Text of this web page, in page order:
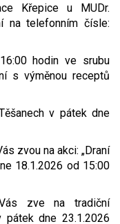
Křepice u MUDr.
na telefonním čísle:
hodin ve srubu
s výměnou receptů
v pátek dne
zvou na akci: „Draní
18.1.2026 od 15:00
zve na tradiční
dne 23.1.2026